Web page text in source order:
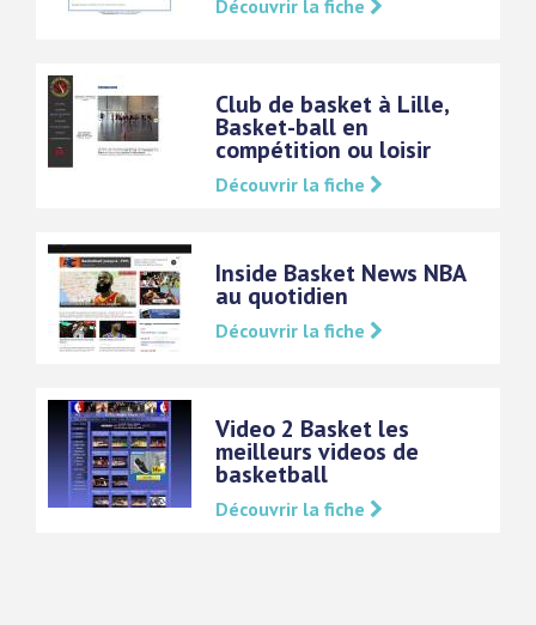
Découvrir la fiche
Club de basket à Lille,
Basket-ball en
compétition ou loisir
Découvrir la fiche
Inside Basket News NBA
au quotidien
Découvrir la fiche
Video 2 Basket les
meilleurs videos de
basketball
Découvrir la fiche